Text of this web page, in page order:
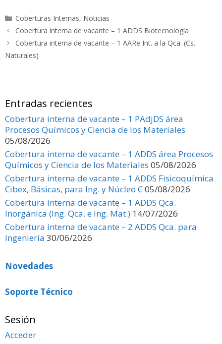
e
b
o
o
to
d
o
ai
l
m
p
ar
Categorías
Coberturas Internas, Noticias
Cobertura interna de vacante – 1 ADDS Biotecnología
Cobertura interna de vacante – 1 AARe Int. a la Qca. (Cs.
Naturales)
Entradas recientes
Cobertura interna de vacante – 1 PAdjDS área
Procesos Químicos y Ciencia de los Materiales
05/08/2026
Cobertura interna de vacante – 1 ADDS área Procesos
Químicos y Ciencia de los Materiales 05/08/2026
Cobertura interna de vacante – 1 ADDS Fisicoquímica
Cibex, Básicas, para Ing. y Núcleo C05/08/2026
Cobertura interna de vacante – 1 ADDS Qca.
Inorgánica (Ing. Qca. e Ing. Mat.) 14/07/2026
Cobertura interna de vacante – 2 ADDS Qca. para
Ingeniería 30/06/2026
Novedades
Soporte Técnico
Sesión
Acceder